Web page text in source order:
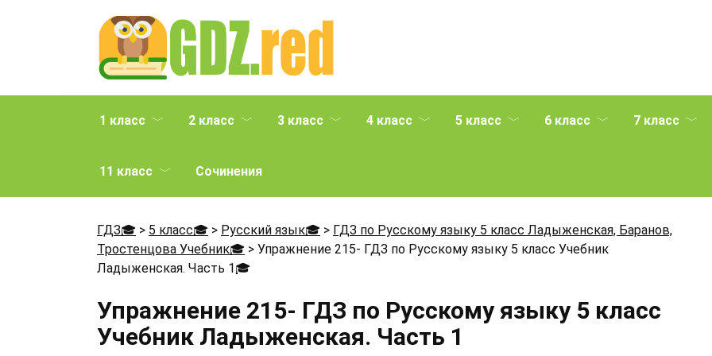
1 класс 2 класс 3 класс 4 класс 5 класс 6 класс 7 класс
11 класс Сочинения
ГДЗ🎓 > 5 класс🎓 > Русский язык🎓 > ГДЗ по Русскому языку 5 класс Ладыженская, Баранов,
Тростенцова Учебник🎓 > Упражнение 215- ГДЗ по Русскому языку 5 класс Учебник
Ладыженская. Часть 1🎓
Упражнение 215- ГДЗ по Русскому языку 5 класс
Учебник Ладыженская. Часть 1